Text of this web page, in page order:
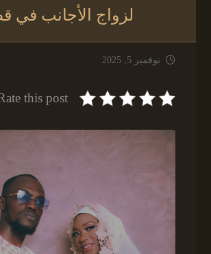
لزواج الأجانب في
نوفمبر 5, 2025
this post